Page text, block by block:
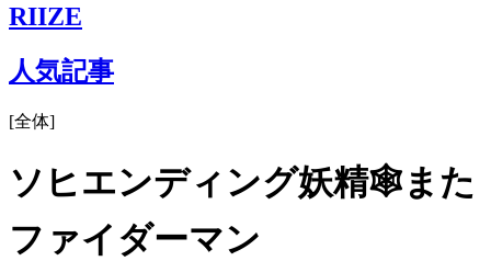
RIIZE
人気記事
[全体]
ソヒエンディング妖精🕸️また
ファイダーマン